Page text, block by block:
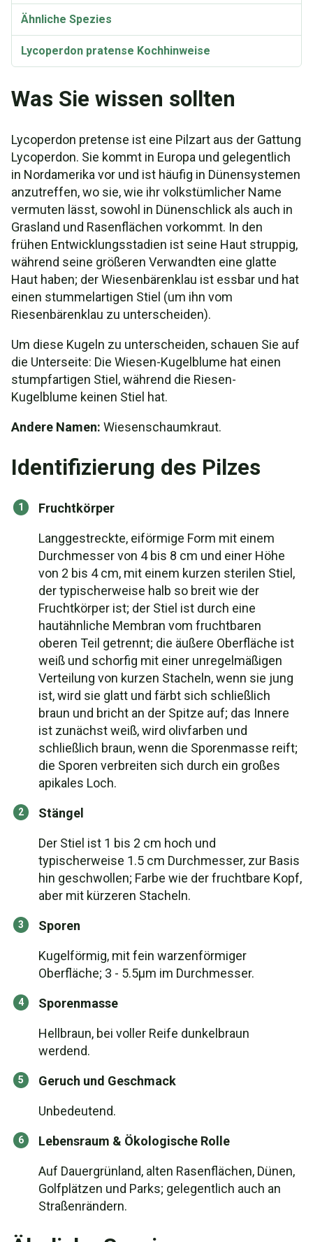
Ähnliche Spezies
Lycoperdon pratense Kochhinweise
Was Sie wissen sollten
Lycoperdon pretense ist eine Pilzart aus der Gattung
Lycoperdon. Sie kommt in Europa und gelegentlich
in Nordamerika vor und ist häufig in Dünensystemen
anzutreffen, wo sie, wie ihr volkstümlicher Name
vermuten lässt, sowohl in Dünenschlick als auch in
Grasland und Rasenflächen vorkommt. In den
frühen Entwicklungsstadien ist seine Haut struppig,
während seine größeren Verwandten eine glatte
Haut haben; der Wiesenbärenklau ist essbar und hat
einen stummelartigen Stiel (um ihn vom
Riesenbärenklau zu unterscheiden).
Um diese Kugeln zu unterscheiden, schauen Sie auf
die Unterseite: Die Wiesen-Kugelblume hat einen
stumpfartigen Stiel, während die Riesen-
Kugelblume keinen Stiel hat.
Andere Namen: Wiesenschaumkraut.
Identifizierung des Pilzes
Fruchtkörper
Langgestreckte, eiförmige Form mit einem
Durchmesser von 4 bis 8 cm und einer Höhe
von 2 bis 4 cm, mit einem kurzen sterilen Stiel,
der typischerweise halb so breit wie der
Fruchtkörper ist; der Stiel ist durch eine
hautähnliche Membran vom fruchtbaren
oberen Teil getrennt; die äußere Oberfläche ist
weiß und schorfig mit einer unregelmäßigen
Verteilung von kurzen Stacheln, wenn sie jung
ist, wird sie glatt und färbt sich schließlich
braun und bricht an der Spitze auf; das Innere
ist zunächst weiß, wird olivfarben und
schließlich braun, wenn die Sporenmasse reift;
die Sporen verbreiten sich durch ein großes
apikales Loch.
Stängel
Der Stiel ist 1 bis 2 cm hoch und
typischerweise 1.5 cm Durchmesser, zur Basis
hin geschwollen; Farbe wie der fruchtbare Kopf,
aber mit kürzeren Stacheln.
Sporen
Kugelförmig, mit fein warzenförmiger
Oberfläche; 3 - 5.5µm im Durchmesser.
Sporenmasse
Hellbraun, bei voller Reife dunkelbraun
werdend.
Geruch und Geschmack
Unbedeutend.
Lebensraum & Ökologische Rolle
Auf Dauergrünland, alten Rasenflächen, Dünen,
Golfplätzen und Parks; gelegentlich auch an
Straßenrändern.